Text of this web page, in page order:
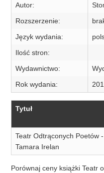
Autor:
Rozszerzenie:
Język wydania:
Ilość stron:
Wydawnictwo:
Rok wydania:
Tytuł
Teatr Odtrąconych Poetów -
Tamara Irelan
Porównaj ceny książki Teatr